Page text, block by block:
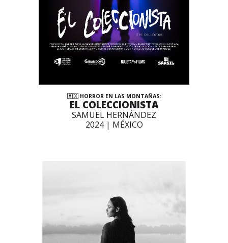
🇲🇽 HORROR EN LAS MONTAÑAS:
EL COLECCIONISTA
SAMUEL HERNÁNDEZ
2024 | MÉXICO